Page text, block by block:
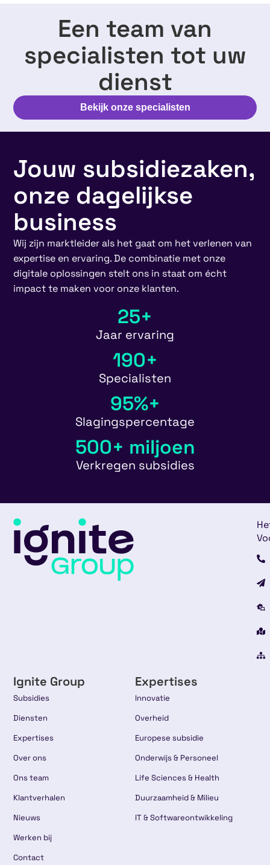
Een team van
specialisten tot uw
dienst
Bekijk onze specialisten
Jouw subsidiezaken,
onze dagelijkse
business
Wij zijn marktleider als het gaat om het verlenen van
expertise en ervaring. De combinatie met onze
digitale oplossingen stelt ons in staat om écht
impact te maken voor onze klanten.
Jaar ervaring
25+
Specialisten
190+
Slagingspercentage
95%+
Verkregen subsidies
500+ miljoen
Ignite Group
Subsidies
Diensten
Expertises
Over ons
Ons team
Klantverhalen
Nieuws
Werken bij
Contact
Expertises
Innovatie
Overheid
Europese subsidie
Onderwijs & Personeel
Life Sciences & Health
Duurzaamheid & Milieu
IT & Softwareontwikkeling